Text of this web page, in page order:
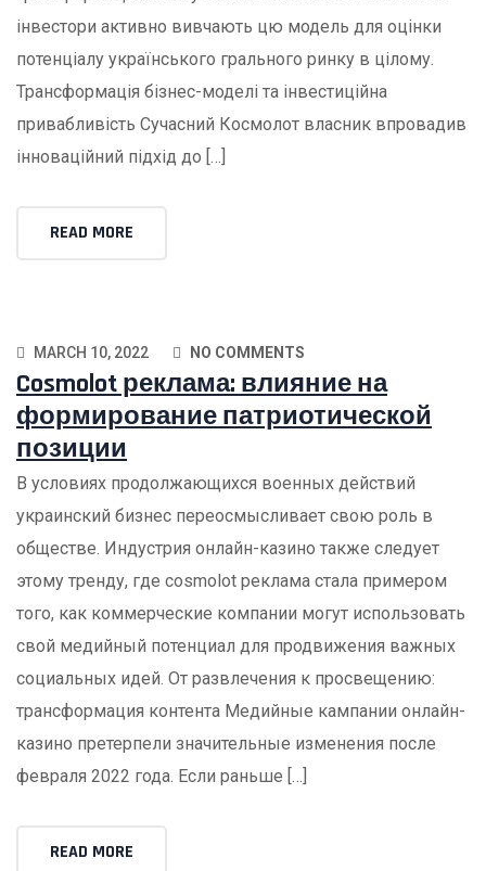
інвестори активно вивчають цю модель для оцінки
потенціалу українського грального ринку в цілому.
Трансформація бізнес-моделі та інвестиційна
привабливість Сучасний Космолот власник впровадив
інноваційний підхід до […]
READ MORE
MARCH 10, 2022 NO COMMENTS
Cosmolot реклама: влияние на
формирование патриотической
позиции
В условиях продолжающихся военных действий
украинский бизнес переосмысливает свою роль в
обществе. Индустрия онлайн-казино также следует
этому тренду, где cosmolot реклама стала примером
того, как коммерческие компании могут использовать
свой медийный потенциал для продвижения важных
социальных идей. От развлечения к просвещению:
трансформация контента Медийные кампании онлайн-
казино претерпели значительные изменения после
февраля 2022 года. Если раньше […]
READ MORE